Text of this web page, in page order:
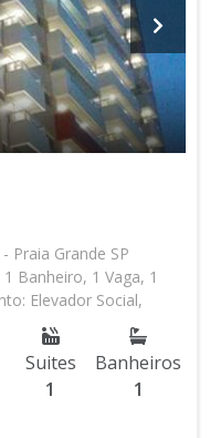
Praia Grande SP
Banheiro, 1 Vaga, 1
Elevador Social,
Portão Automático,
Infantil, Sauna,
Kids, Espaço
valores e
Suites
1
Banheiros
1